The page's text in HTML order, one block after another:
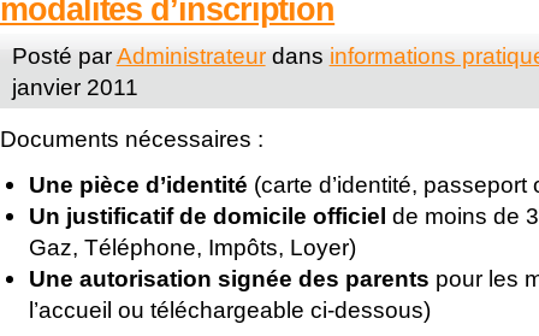
modalités d’inscription
Posté parAdministrateurdans informations
janvier 2011
Documents nécessaires :
Une pièce d’identité (carte d’identité,
Un justificatif de domicile officiel de moins de
Gaz, Téléphone, Impôts, Loyer)
Une autorisation signée des parents pour les
l’accueil ou téléchargeable ci-dessous)